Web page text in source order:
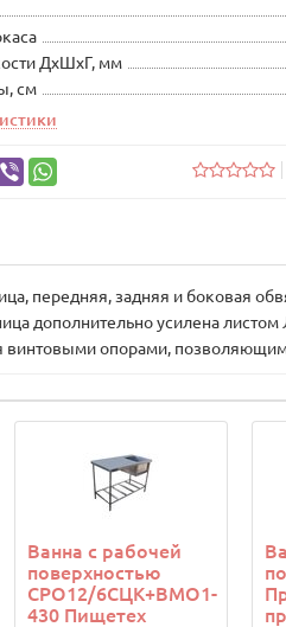
ДхШхГ, мм
см
передняя, задняя и боковая
дополнительно усилена
опорами,
Ванна с рабочей
поверхностью
СРО12/6СЦК+ВМО1-
430 Пищетех